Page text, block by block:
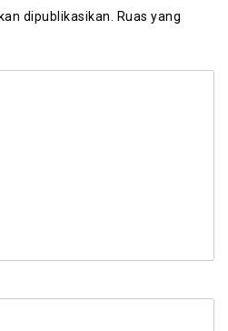
dipublikasikan. Ruas yang